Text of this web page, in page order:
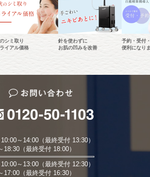
シミ取り
ライアル価格
針を使わずに
お肌の凹みを改善
予約・受付
便利になり
～14:00（最終受付 13:30）
18:30（最終受付 18:00）
～13:00（最終受付 12:30）
17:00（最終受付 16:30）